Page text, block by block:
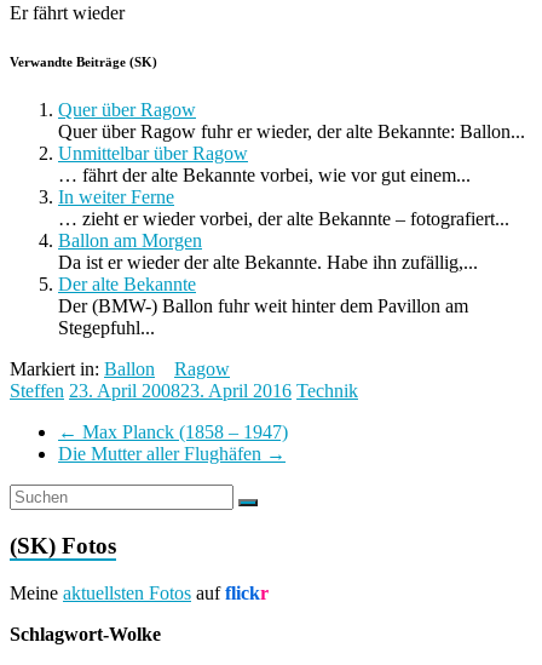
Er fährt wieder
Verwandte Beiträge (SK)
Quer über Ragow
Quer über Ragow fuhr er wieder, der alte Bekannte: Ballon...
Unmittelbar über Ragow
… fährt der alte Bekannte vorbei, wie vor gut einem...
In weiter Ferne
… zieht er wieder vorbei, der alte Bekannte – fotografiert...
Ballon am Morgen
Da ist er wieder der alte Bekannte. Habe ihn zufällig,...
Der alte Bekannte
Der (BMW-) Ballon fuhr weit hinter dem Pavillon am
Stegepfuhl...
Markiert in: Ballon
Ragow
Steffen 23. April 200823. April 2016 Technik
← Max Planck (1858 – 1947)
Die Mutter aller Flughäfen →
(SK) Fotos
Meine aktuellsten Fotos aufflickr
Schlagwort-Wolke